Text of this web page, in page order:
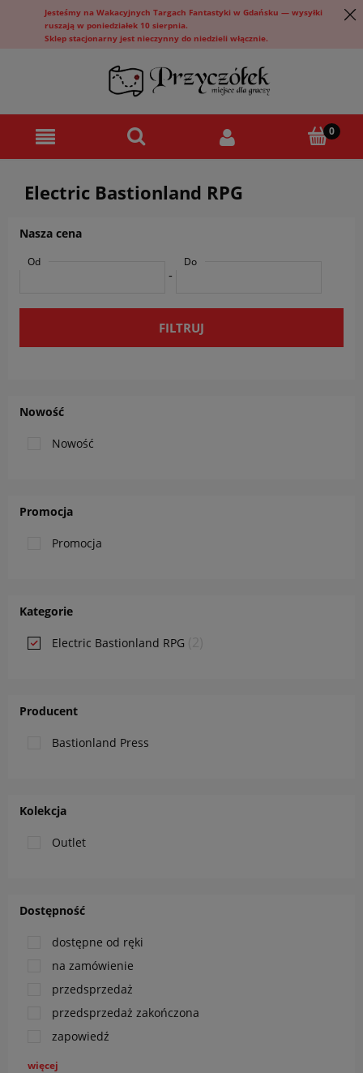
Jesteśmy na Wakacyjnych Targach Fantastyki w Gdańsku — wysyłki
ruszają w poniedziałek 10 sierpnia.
Sklep stacjonarny jest nieczynny do niedzieli włącznie.
Electric Bastionland RPG
Nowość
Nowość
Promocja
Promocja
Kategorie
Electric Bastionland RPG
Producent
Bastionland Press
Kolekcja
Outlet
Dostępność
dostępne od ręki
na zamówienie
przedsprzedaż
przedsprzedaż zakończona
zapowiedź
więcej
Nasza cena
Od
-
Do
FILTRUJ